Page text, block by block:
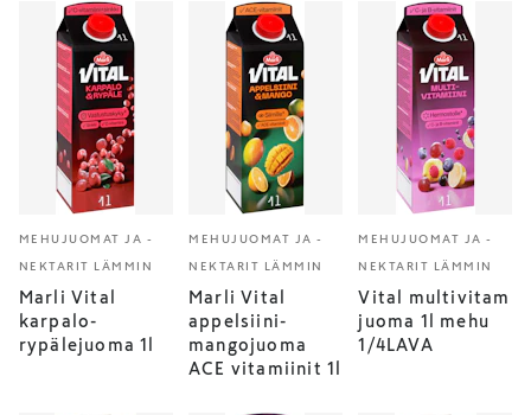
MEHUJUOMAT JA -
NEKTARIT LÄMMIN
Marli Vital
karpalo-
rypälejuoma 1l
MEHUJUOMAT JA -
NEKTARIT LÄMMIN
Marli Vital
appelsiini-
mangojuoma
ACE vitamiinit 1l
MEHUJUOMAT JA -
NEKTARIT LÄMMIN
Vital multivitam
juoma 1l mehu
1/4LAVA